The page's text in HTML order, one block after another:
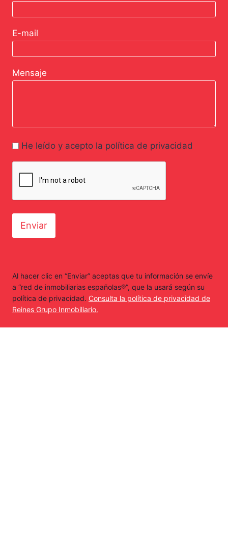
E-mail
Mensaje
He leído y acepto la política de privacidad
Enviar
Al hacer clic en “Enviar” aceptas que tu información se envíe
a “red de inmobiliarias españolas®”, que la usará según su
política de privacidad. Consulta la política de privacidad de
Reines Grupo Inmobiliario.